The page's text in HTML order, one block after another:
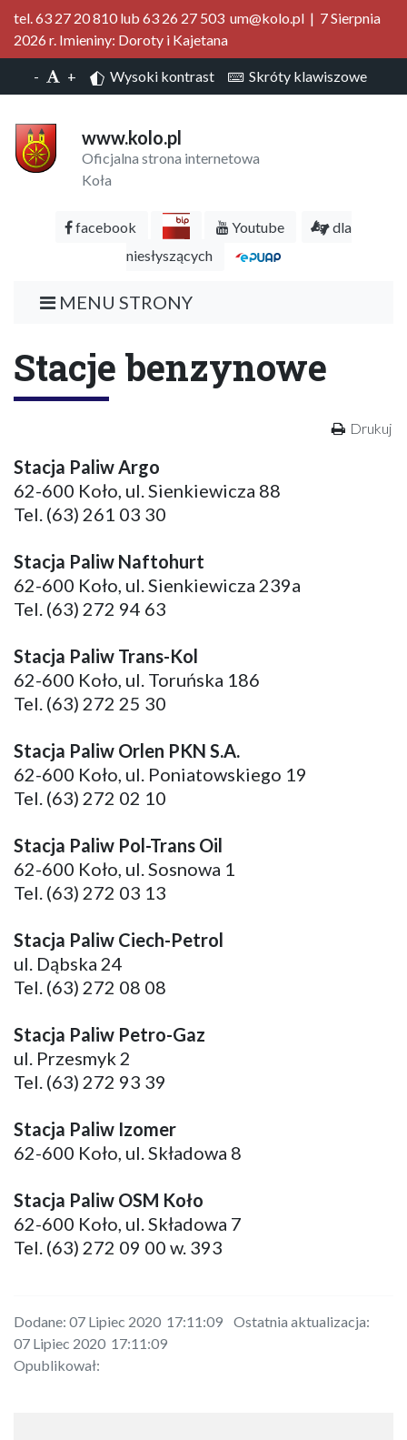
tel. 63 27 20 810 lub 63 26 27 503 um@kolo.pl | 7 Sierpnia
2026 r. Imieniny: Doroty i Kajetana
- + Wysoki kontrast Skróty klawiszowe
www.kolo.pl
Oficjalna strona internetowa
Koła
facebook Youtube
dla
niesłyszących
MENU STRONY
Stacje benzynowe
Drukuj
Stacja Paliw Argo
62-600 Koło, ul. Sienkiewicza 88
Tel. (63) 261 03 30
Stacja Paliw Naftohurt
62-600 Koło, ul. Sienkiewicza 239a
Tel. (63) 272 94 63
Stacja Paliw Trans-Kol
62-600 Koło, ul. Toruńska 186
Tel. (63) 272 25 30
Stacja Paliw Orlen PKN S.A.
62-600 Koło, ul. Poniatowskiego 19
Tel. (63) 272 02 10
Stacja Paliw Pol-Trans Oil
62-600 Koło, ul. Sosnowa 1
Tel. (63) 272 03 13
Stacja Paliw Ciech-Petrol
ul. Dąbska 24
Tel. (63) 272 08 08
Stacja Paliw Petro-Gaz
ul. Przesmyk 2
Tel. (63) 272 93 39
Stacja Paliw Izomer
62-600 Koło, ul. Składowa 8
Stacja Paliw OSM Koło
62-600 Koło, ul. Składowa 7
Tel. (63) 272 09 00 w. 393
Dodane: 07 Lipiec 2020 17:11:09 Ostatnia aktualizacja:
07 Lipiec 2020 17:11:09
Opublikował: